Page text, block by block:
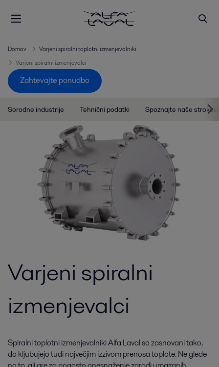
Domov
Varjeni spiralni toplotni izmenjevalniki
Varjeni spiralni izmenjevalci
Zahtevajte ponudbo
Sorodne industrije Tehnični podatki Spoznajte naše
Varjeni spiralni
izmenjevalci
Spiralni toplotni izmenjevalniki Alfa Laval so zasnovani tako,
da kljubujejo tudi največjim izzivom prenosa toplote. Ne glede